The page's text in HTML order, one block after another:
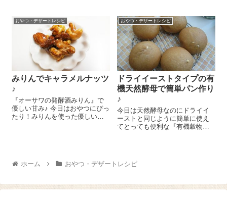
べていただけますよ～。 ボール
に小麦粉 110g、てんさい糖
15g、ベーキングパウダー 小...
たりして手軽に食べられる栄養
満点グラノーラを...
おやつ・デザートレシピ
みりんでキャラメルナッツ
♪
『オーサワの発酵酒みりん』で
優しい甘み♪ 今日はおやつにぴっ
たり！みりんを使った優しい甘
おやつ・デザートレシピ
ドライイーストタイプの有
機天然酵母で簡単パン作り
♪
今日は天然酵母なのにドライイ
ーストと同じように簡単に使え
てとっても便利な『有機穀物で
ーカリーに国産強力粉 250g...
ホーム おやつ・デザートレシピ